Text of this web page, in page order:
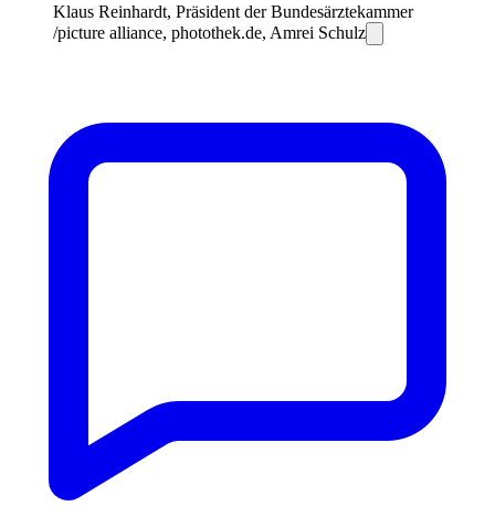
Klaus Reinhardt, Präsident der Bundesärztekammer
/picture alliance, photothek.de, Amrei Schulz